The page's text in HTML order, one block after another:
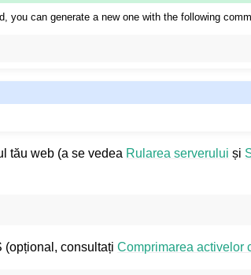
you can generate a new one with the following
tău web (a se vedea Rularea serverului și
(opțional, consultațiComprimarea activelor